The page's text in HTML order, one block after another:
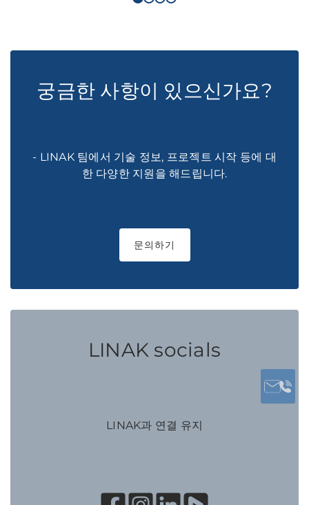
궁금한 사항이 있으신가요?
- LINAK 팀에서 기술 정보, 프로젝트 시작 등에 대
한 다양한 지원을 해드립니다.
문의하기
LINAK socials
LINAK과 연결 유지